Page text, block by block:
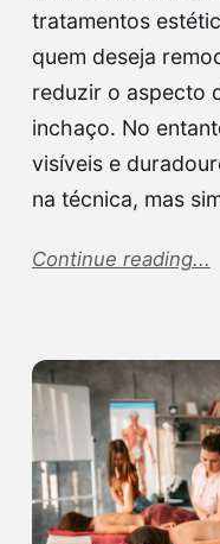
tratamentos
quem deseja
reduzir o aspecto
inchaço. No
visíveis e
na técnica, mas
Continue reading...